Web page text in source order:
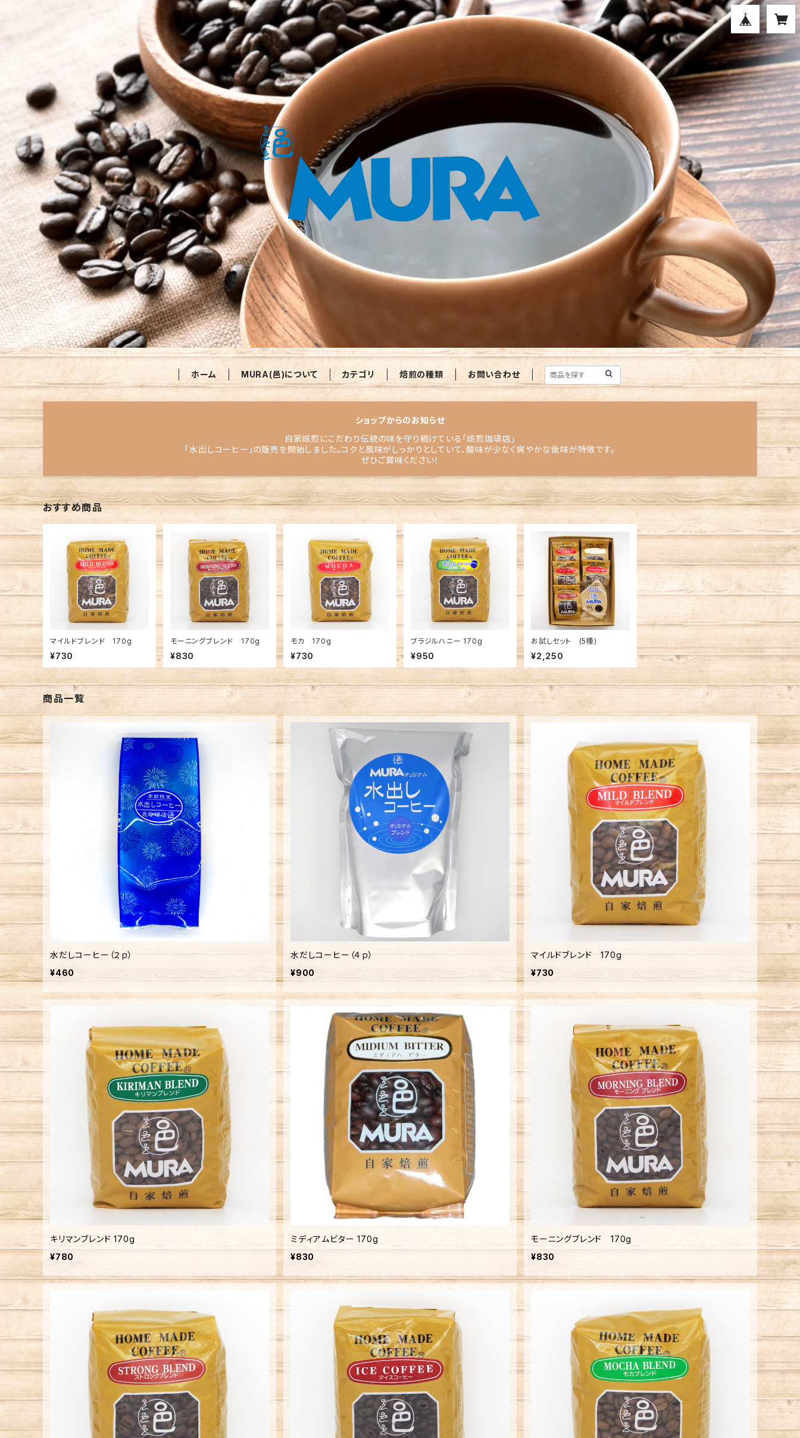
ホーム MURA(邑)について カテゴリ 焙煎の種類 お問い合わせ
ショップからのお知らせ
自家焙煎にこだわり伝統の味を守り続けている「焙煎珈琲店」
「水出しコーヒー」の販売を開始しました。コクと風味がしっかりとしていて、酸味が少なく爽やかな後味が特徴です。
ぜひご賞味ください！
おすすめ商品
マイルドブレンド 170g
¥730
モーニングブレンド 170g
¥830
モカ 170g
¥730
ブラジルハニー 170g
¥950
お試しセット (5種)
¥2,250
商品一覧
水だしコーヒー（２ｐ）
¥460
水だしコーヒー（４ｐ）
¥900
マイルドブレンド 170g
¥730
キリマンブレンド 170g
¥780
ミディアムビター 170g
¥830
モーニングブレンド 170g
¥830